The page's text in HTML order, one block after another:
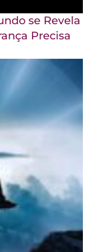
se Revela
Precisa